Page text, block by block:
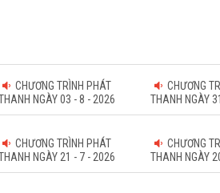
CHƯƠNG TRÌNH PHÁT
NGÀY 03 - 8 - 2026
CHƯƠNG
THANH NGÀY
CHƯƠNG TRÌNH PHÁT
NGÀY 21 - 7 - 2026
CHƯƠNG
THANH NGÀY